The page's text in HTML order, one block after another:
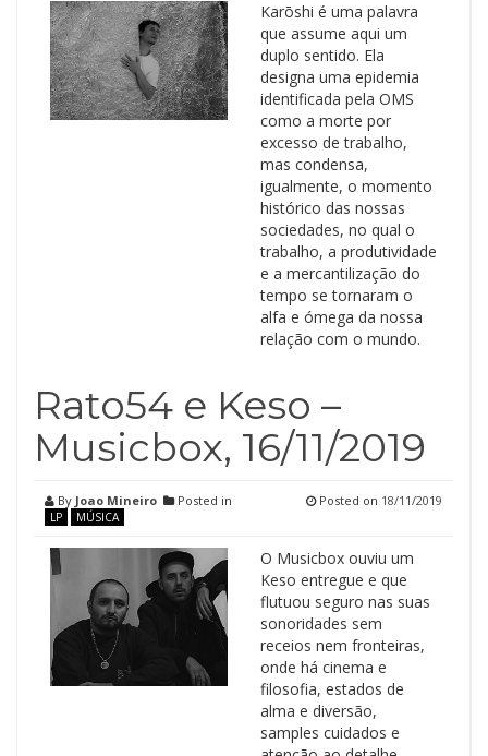
Karōshi é uma palavra
que assume aqui um
duplo sentido. Ela
designa uma epidemia
identificada pela OMS
como a morte por
excesso de trabalho,
mas condensa,
igualmente, o momento
histórico das nossas
sociedades, no qual o
trabalho, a produtividade
e a mercantilização do
tempo se tornaram o
alfa e ómega da nossa
relação com o mundo.
Rato54 e Keso –
Musicbox, 16/11/2019
By Joao Mineiro Posted in
LP MÚSICA
Posted on 18/11/2019
O Musicbox ouviu um
Keso entregue e que
flutuou seguro nas suas
sonoridades sem
receios nem fronteiras,
onde há cinema e
filosofia, estados de
alma e diversão,
samples cuidados e